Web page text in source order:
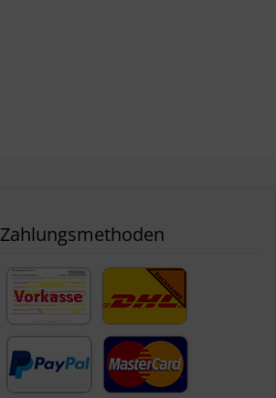
Zahlungsmethoden